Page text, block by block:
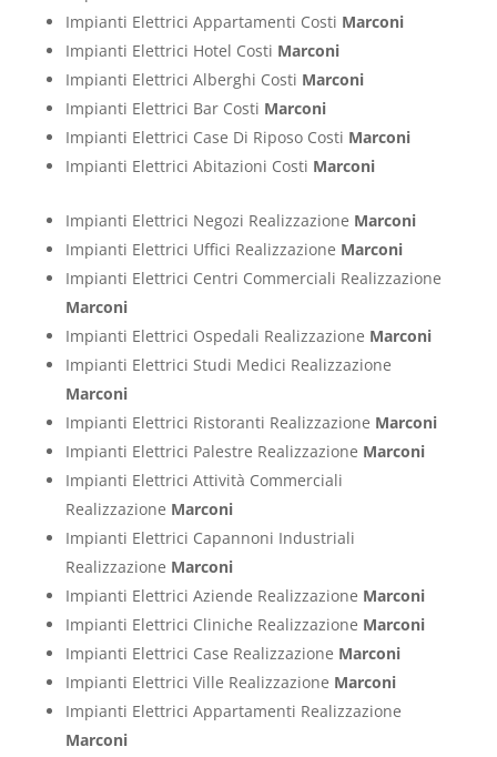
Impianti Elettrici Appartamenti Costi Marconi
Impianti Elettrici Hotel Costi Marconi
Impianti Elettrici Alberghi Costi Marconi
Impianti Elettrici Bar Costi Marconi
Impianti Elettrici Case Di Riposo Costi Marconi
Impianti Elettrici Abitazioni Costi Marconi
Impianti Elettrici Negozi Realizzazione Marconi
Impianti Elettrici Uffici Realizzazione Marconi
Impianti Elettrici Centri Commerciali Realizzazione
Marconi
Impianti Elettrici Ospedali Realizzazione Marconi
Impianti Elettrici Studi Medici Realizzazione
Marconi
Impianti Elettrici Ristoranti Realizzazione Marconi
Impianti Elettrici Palestre Realizzazione Marconi
Impianti Elettrici Attività Commerciali
Realizzazione Marconi
Impianti Elettrici Capannoni Industriali
Realizzazione Marconi
Impianti Elettrici Aziende Realizzazione Marconi
Impianti Elettrici Cliniche Realizzazione Marconi
Impianti Elettrici Case Realizzazione Marconi
Impianti Elettrici Ville Realizzazione Marconi
Impianti Elettrici Appartamenti Realizzazione
Marconi